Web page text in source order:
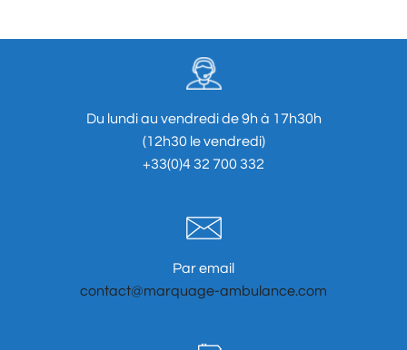
Du lundi au vendredi de 9h à 17h30h
(12h30 le vendredi)
+33(0)4 32 700 332
Par email
contact@marquage-ambulance.com